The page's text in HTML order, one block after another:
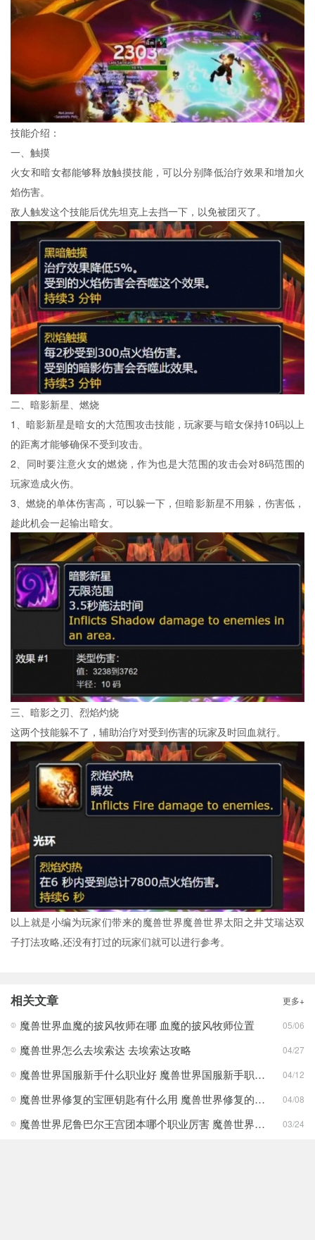
技能介绍：
一、触摸
火女和暗女都能够释放触摸技能，可以分别降低治疗效果和增加火
焰伤害。
敌人触发这个技能后优先坦克上去挡一下，以免被团灭了。
二、暗影新星、燃烧
1、暗影新星是暗女的大范围攻击技能，玩家要与暗女保持10码以上
的距离才能够确保不受到攻击。
2、同时要注意火女的燃烧，作为也是大范围的攻击会对8码范围的
玩家造成火伤。
3、燃烧的单体伤害高，可以躲一下，但暗影新星不用躲，伤害低，
趁此机会一起输出暗女。
三、暗影之刃、烈焰灼烧
这两个技能躲不了，辅助治疗对受到伤害的玩家及时回血就行。
以上就是小编为玩家们带来的魔兽世界魔兽世界太阳之井艾瑞达双
子打法攻略,还没有打过的玩家们就可以进行参考。
相关文章 更多+
魔兽世界血魔的披风牧师在哪 血魔的披风牧师位置 05/06
魔兽世界怎么去埃索达 去埃索达攻略 04/27
魔兽世界国服新手什么职业好 魔兽世界国服新手职业推荐攻略 04/12
魔兽世界修复的宝匣钥匙有什么用 魔兽世界修复的宝匣钥匙作用一览 04/08
魔兽世界尼鲁巴尔王宫团本哪个职业厉害 魔兽世界尼鲁巴尔王宫团本职业排名 03/24